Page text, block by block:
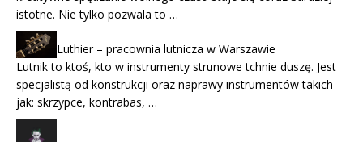
istotne. Nie tylko pozwala to …
Luthier – pracownia lutnicza w Warszawie
Lutnik to ktoś, kto w instrumenty strunowe tchnie duszę. Jest
specjalistą od konstrukcji oraz naprawy instrumentów takich
jak: skrzypce, kontrabas, …